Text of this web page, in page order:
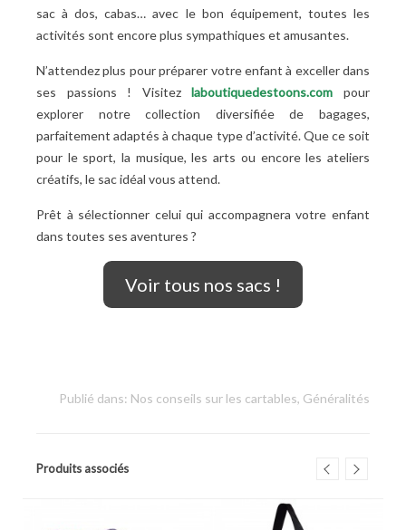
sac à dos, cabas… avec le bon équipement, toutes les
activités sont encore plus sympathiques et amusantes.
N’attendez plus pour préparer votre enfant à exceller dans
ses passions
! Visitezlaboutiquedestoons.com pour
explorer notre collection diversifiée de bagages,
parfaitement adaptés à chaque type d’activité. Que ce soit
pour le sport, la musique, les arts ou encore les ateliers
créatifs, le sac idéal vous attend.
Prêt à sélectionner celui qui accompagnera votre enfant
dans toutes ses aventures ?
Voir tous nos sacs !
Publié dans: Nos conseils sur les cartables, Généralités
Produits associés